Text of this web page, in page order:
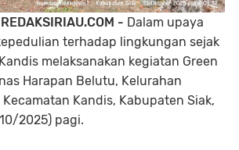
- Dalam upaya
terhadap lingkungan sejak
melaksanakan kegiatan Green
Harapan Belutu, Kelurahan
Kandis, Kabupaten Siak,
2025) pagi.